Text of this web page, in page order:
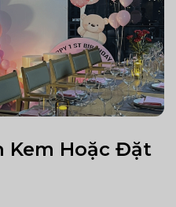
Kem Hoặc Đặt